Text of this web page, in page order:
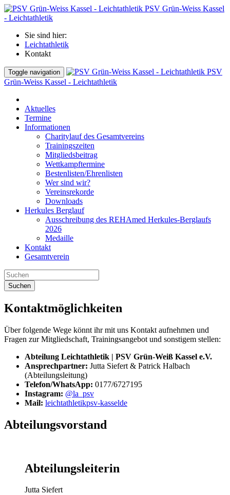
PSV Grün-Weiss Kassel
- Leichtathletik
Sie sind hier:
Leichtathletik
Kontakt
Toggle navigation
PSV
Grün-Weiss Kassel - Leichtathletik
Aktuelles
Termine
Informationen
Charitylauf des Gesamtvereins
Trainingszeiten
Mitgliedsbeitrag
Wettkampftermine
Bestenlisten/Ehrenlisten
Wer sind wir?
Vereinsrekorde
Downloads
Herkules Berglauf
Ausschreibung des REHAmed Herkules-Berglaufs
2026
Medaille
Kontakt
Gesamtverein
Suchen
Kontaktmöglichkeiten
Über folgende Wege könnt ihr mit uns Kontakt aufnehmen und
Fragen zur Mitgliedschaft, Trainingsangebot und sonstigem stellen:
Abteilung Leichtathletik | PSV Grün-Weiß Kassel e.V.
Ansprechpartner: Jutta Siefert & Patrick Halbach
(Abteilungsleitung)
Telefon/WhatsApp: 0177/6727195
Instagram: @la_psv
Mail: leichtathletikpsv-kasselde
Abteilungsvorstand
Abteilungsleiterin
Jutta Siefert